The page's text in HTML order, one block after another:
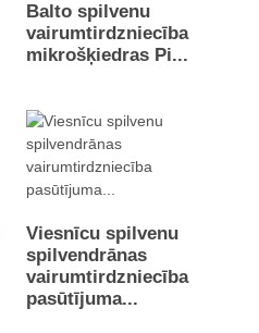
Balto spilvenu
vairumtirdzniecība
mikrošķiedras Pi...
Viesnīcu spilvenu
spilvendrānas
vairumtirdzniecība
pasūtījuma...